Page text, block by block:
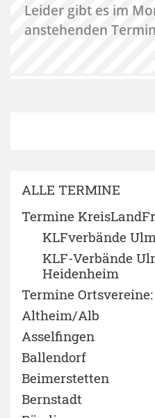
Leider gibt es im
anstehenden
ALLE TERMINE
Termine
KLFverbände
KLF-Verbände
Heidenheim
Termine
Altheim/Alb
Asselfingen
Ballendorf
Beimerstetten
Bernstadt